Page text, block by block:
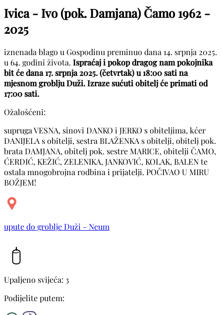
Ivica - Ivo (pok. Damjana) Čamo1962 -
2025
iznenada blago u Gospodinu preminuo dana 14. srpnja 2025.
u 64. godini života. Ispraćaj i pokop dragog nam pokojnika
bit će dana 17. srpnja 2025. (četvrtak) u 18:00 sati na
mjesnom groblju Duži. Izraze sućuti obitelj će primati od
17:00 sati.
Ožalošćeni:
supruga VESNA, sinovi DANKO i JERKO s obiteljima, kćer
DANIJELA s obitelji, sestra BLAŽENKA s obitelji, obitelj pok.
brata DAMJANA, obitelj pok. sestre MARICE, obitelji ČAMO,
ĆERDIĆ, KEŽIĆ, ZELENIKA, JANKOVIĆ, KOLAK, BALEN te
ostala mnogobrojna rodbina i prijatelji. POČIVAO U MIRU
BOŽJEM!
upute do groblje Duži - Neum
Upaljeno svijeća: 3
Podijelite putem: